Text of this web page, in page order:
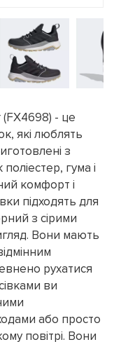
(FX4698) - це
які люблять
з
гума і
комфорт і
підходять для
з сірими
Вони мають
рухатися
ви
або просто
повітрі. Вони